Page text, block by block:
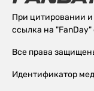
При цитировании
ссылка на "FanDay"
Все права
Идентификатор